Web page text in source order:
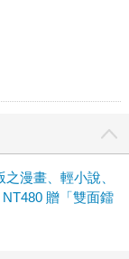
漫畫、輕小說、
贈「雙面鐳